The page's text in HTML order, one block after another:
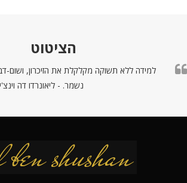
הציטוט
למידה ללא תשוקה מקלקלת את הזיכרון, ושום-
נשמר. - ליאונרדו דה וינצ'י